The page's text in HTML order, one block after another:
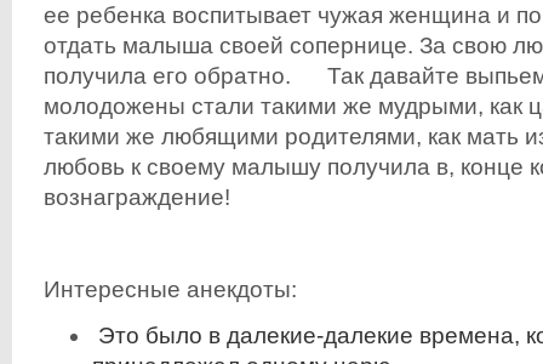
ее ребенка воспитывает чужая женщина и
отдать малыша своей сопернице. За свою
получила его обратно. Так давайте
молодожены стали такими же мудрыми, как
такими же любящими родителями, как мать
любовь к своему малышу получила в, конце
вознаграждение!
Интересные анекдоты:
Это было в далекие-далекие времена,